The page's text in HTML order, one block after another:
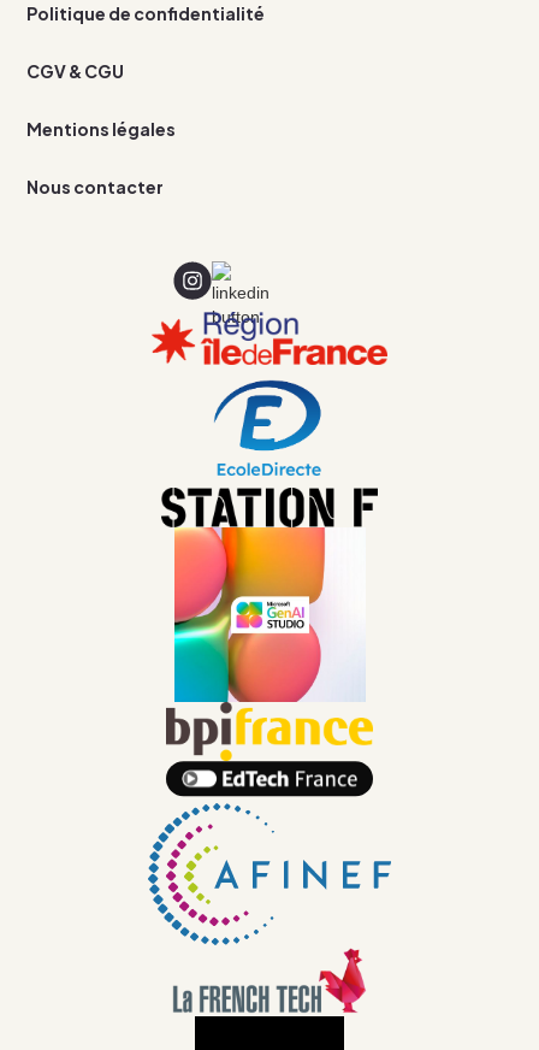
Politique de confidentialité
CGV & CGU
Mentions légales
Nous contacter